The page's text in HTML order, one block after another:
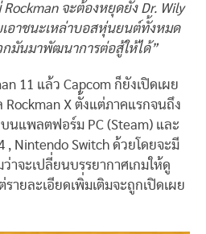
จะต้องหยุดยั้ง Dr. Wily
อาชนะเหล่าบอสหุ่นยนต์ทั้งหมด
กมันมาพัฒนาการต่อสู้ให้ได้”
11 แล้ว Capcom ก็ยังเปิดเผย
X ตั้งแต่ภาคแรกจนถึง
นแพลตฟอร์ม PC (Steam) และ
, Nintendo Switch ด้วยโดยจะมี
าจะเปลี่ยนบรรยากาศเกมให้ดู
ายละเอียดเพิ่มเติมจะถูกเปิดเผย